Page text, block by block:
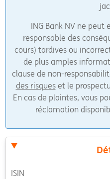
ING Bank NV ne peut
responsable des
cours) tardives ou
de plus amples
clause de non-
des risqueset le
En cas de plaintes, vous
réclamation
ISIN